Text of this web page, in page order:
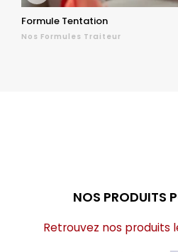
Formule Tentation
Nos Formules Traiteur
NOS PRODUITS
Retrouvez nos produits